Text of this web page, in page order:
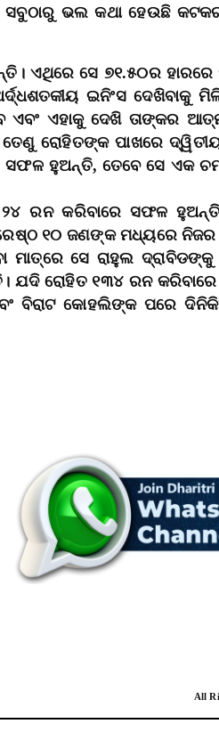
ଭଲ କଥା ହେଉଛି କଟକର
ଏଥିରେ ସେ ୭୧.୫୦ର
ଇନିଂସ ଦେଖିବାକୁ
ଏହାକୁ ଦେଖି ତାଙ୍କର
ତେଣୁ ରୋହିତଙ୍କ ପାଖରେ
ହୁଅନ୍ତି, ତେବେ ସେ ଏକ
ରନ କରିବାରେ ସଫଳ
୧୦ ଜଣଙ୍କ ମଧ୍ୟରେ ନିଜର
ମାତ୍ରେ ସେ ରାହୁଲ ଦ୍ରାବିଡଙ୍କୁ
ଯଦି ରୋହିତ ୧୩୪ ରନ
ବିରାଟ କୋହଲିଙ୍କ ପରେ
All